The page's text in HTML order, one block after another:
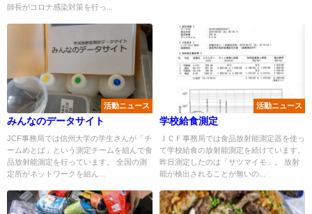
師長がコロナ感染対策を行っ...
活動ニュース
みんなのデータサイト
JCF事務局では信州大学の学生さんが「チ
ームめとば」という測定チームを組んで食
品放射能測定を行っています。 全国の測
定所がネットワークを組ん...
活動ニュース
学校給食測定
ＪＣＦ事務局では食品放射能測定器を使っ
て学校給食の放射能測定を続けています。
昨日測定したのは「サツマイモ」。 放射
能が検出されることが無いの...